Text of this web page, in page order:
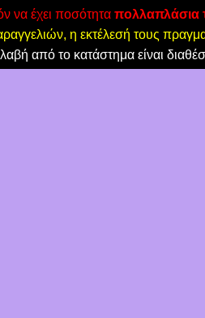
να έχει ποσότητα πολλαπλάσια
η εκτέλεσή τους
από το κατάστημα είναι